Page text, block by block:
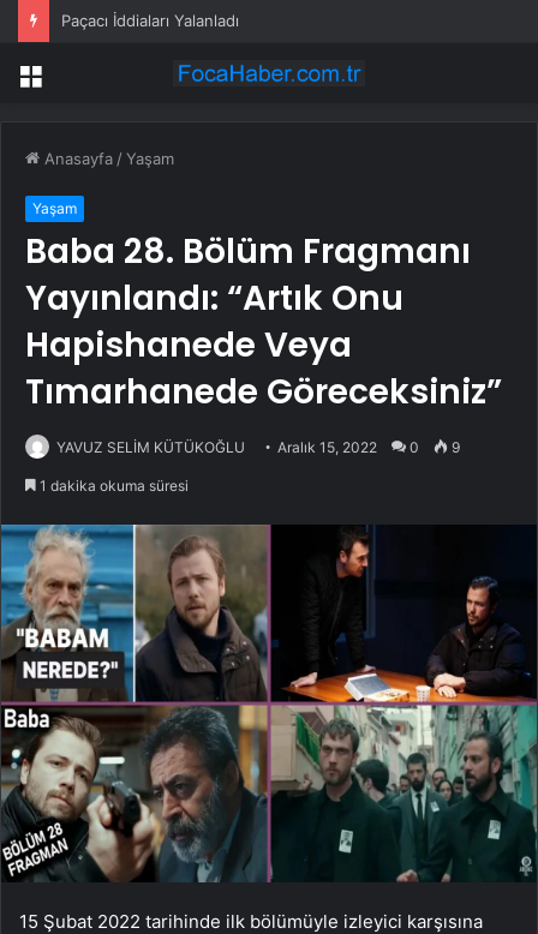
Paçacı İddiaları Yalanladı
Menü
Anasayfa /Yaşam
Yaşam
Baba 28. Bölüm Fragmanı
Yayınlandı: “Artık Onu
Hapishanede Veya
Tımarhanede Göreceksiniz”
YAVUZ SELİM KÜTÜKOĞLU Aralık 15, 2022 0 9
1 dakika okuma süresi
15 Şubat 2022 tarihinde ilk bölümüyle izleyici karşısına